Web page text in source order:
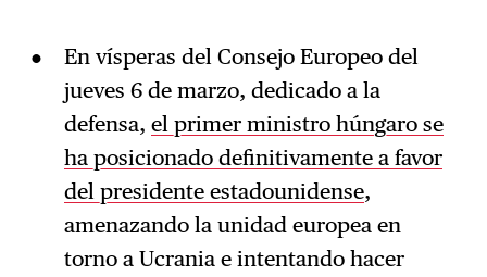
En vísperas del Consejo Europeo del
jueves 6 de marzo, dedicado a la
defensa, el primer ministro húngaro se
ha posicionado definitivamente a favor
del presidente estadounidense,
amenazando la unidad europea en
torno a Ucrania e intentando hacer